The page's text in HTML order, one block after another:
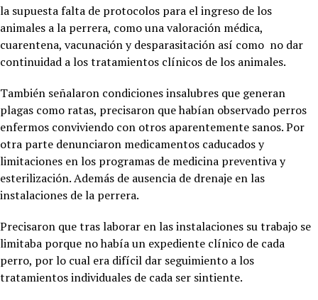
la supuesta falta de protocolos para el ingreso de los
animales a la perrera, como una valoración médica,
cuarentena, vacunación y desparasitación así como no dar
continuidad a los tratamientos clínicos de los animales.
También señalaron condiciones insalubres que generan
plagas como ratas, precisaron que habían observado perros
enfermos conviviendo con otros aparentemente sanos. Por
otra parte denunciaron medicamentos caducados y
limitaciones en los programas de medicina preventiva y
esterilización. Además de ausencia de drenaje en las
instalaciones de la perrera.
Precisaron que tras laborar en las instalaciones su trabajo se
limitaba porque no había un expediente clínico de cada
perro, por lo cual era difícil dar seguimiento a los
tratamientos individuales de cada ser sintiente.